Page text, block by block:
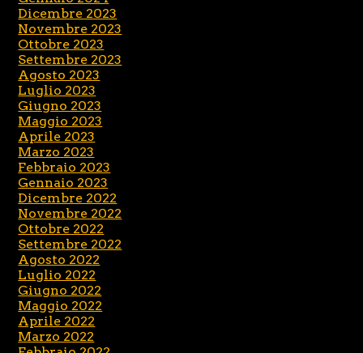
Dicembre 2023
Novembre 2023
Ottobre 2023
Settembre 2023
Agosto 2023
Luglio 2023
Giugno 2023
Maggio 2023
Aprile 2023
Marzo 2023
Febbraio 2023
Gennaio 2023
Dicembre 2022
Novembre 2022
Ottobre 2022
Settembre 2022
Agosto 2022
Luglio 2022
Giugno 2022
Maggio 2022
Aprile 2022
Marzo 2022